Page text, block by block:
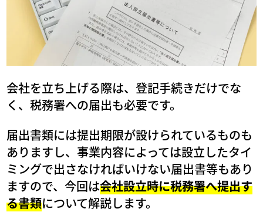
会社を立ち上げる際は、登記手続きだけでな
く、税務署への届出も必要です。
届出書類には提出期限が設けられているものも
ありますし、事業内容によっては設立したタイ
ミングで出さなければいけない届出書等もあり
ますので、今回は会社設立時に税務署へ提出す
る書類について解説します。